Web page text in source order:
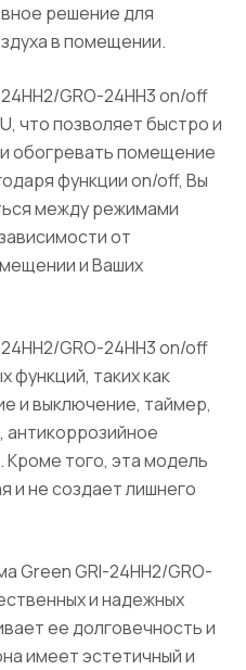
решение для
в помещении.
GRO-24HH3 on/off
что позволяет быстро и
обогревать помещение
функции on/off, Вы
между режимами
от
и Ваших
GRO-24HH3 on/off
функций, таких как
и выключение, таймер,
антикоррозийное
Кроме того, эта модель
и не создает лишнего
Green GRI-24HH2/GRO-
и надежных
ее долговечность и
имеет эстетичный и